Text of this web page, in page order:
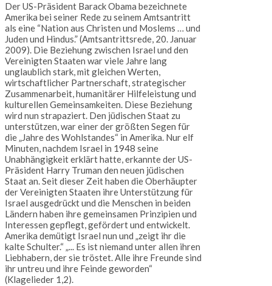
Der US-Präsident Barack Obama bezeichnete
Amerika bei seiner Rede zu seinem Amtsantritt
als eine “Nation aus Christen und Moslems … und
Juden und Hindus.” (Amtsantrittsrede, 20. Januar
2009). Die Beziehung zwischen Israel und den
Vereinigten Staaten war viele Jahre lang
unglaublich stark, mit gleichen Werten,
wirtschaftlicher Partnerschaft, strategischer
Zusammenarbeit, humanitärer Hilfeleistung und
kulturellen Gemeinsamkeiten. Diese Beziehung
wird nun strapaziert. Den jüdischen Staat zu
unterstützen, war einer der größten Segen für
die „Jahre des Wohlstandes“ in Amerika. Nur elf
Minuten, nachdem Israel in 1948 seine
Unabhängigkeit erklärt hatte, erkannte der US-
Präsident Harry Truman den neuen jüdischen
Staat an. Seit dieser Zeit haben die Oberhäupter
der Vereinigten Staaten ihre Unterstützung für
Israel ausgedrückt und die Menschen in beiden
Ländern haben ihre gemeinsamen Prinzipien und
Interessen gepflegt, gefördert und entwickelt.
Amerika demütigt Israel nun und „zeigt ihr die
kalte Schulter.“ „... Es ist niemand unter allen ihren
Liebhabern, der sie tröstet. Alle ihre Freunde sind
ihr untreu und ihre Feinde geworden“
(Klagelieder 1,2).